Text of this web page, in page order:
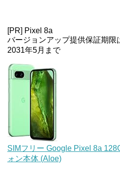
[PR] Pixel 8a
バージョンアップ提供保証期限
2031年5月まで
SIMフリー Google Pixel 8a
ォン本体 (Aloe)